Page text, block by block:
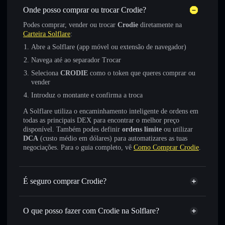
Onde posso comprar ou trocar Crodie?
Podes comprar, vender ou trocar Crodie diretamente na
Carteira Solflare:
Abre a Solflare (app móvel ou extensão de navegador)
Navega até ao separador Trocar
Seleciona CRODIE como o token que queres comprar ou
vender
Introduz o montante e confirma a troca
A Solflare utiliza o encaminhamento inteligente de ordens em
todas as principais DEX para encontrar o melhor preço
disponível. Também podes definir ordens limite ou utilizar
DCA (custo médio em dólares) para automatizares as tuas
negociações. Para o guia completo, vê Como Comprar Crodie.
É seguro comprar Crodie?
Crodie token verificado
O que posso fazer com Crodie na Solflare?